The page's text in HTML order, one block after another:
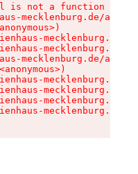
is not a function
mecklenburg.de/
mecklenburg.de/
mecklenburg.de/
mecklenburg.de/
mecklenburg.de/
mecklenburg.de/
mecklenburg.de/
mecklenburg.de/